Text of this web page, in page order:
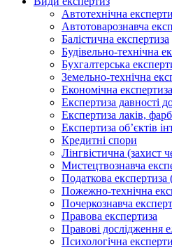
Автотехнічна
Автотоварознавча
Балістична експертиза
Будівельно-технічна
Бухгалтерська
Земельно-технічна
Економічна експертиза
Експертиза давності
Експертиза лаків,
Експертиза об’єктів
Кредитні спори
Лінгвістична (захист
Мистецтвознавча
Податкова
Пожежно-технічна
Почеркознавча
Правова експертиза
Правові дослідження
Психологічна